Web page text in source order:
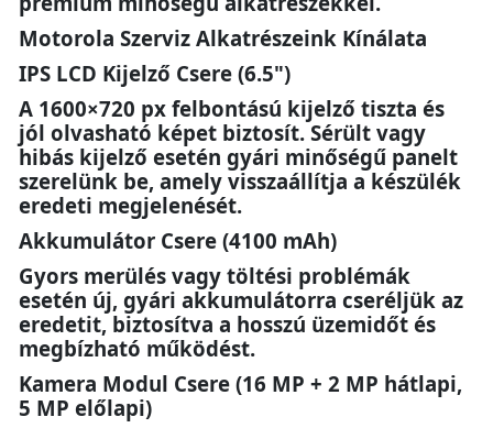
Motorola Szerviz Alkatrészeink Kínálata
IPS LCD Kijelző Csere (6.5")
A 1600×720 px felbontású kijelző tiszta és
jól olvasható képet biztosít. Sérült vagy
hibás kijelző esetén gyári minőségű panelt
szerelünk be, amely visszaállítja a készülék
eredeti megjelenését.
Akkumulátor Csere (4100 mAh)
Gyors merülés vagy töltési problémák
esetén új, gyári akkumulátorra cseréljük az
eredetit, biztosítva a hosszú üzemidőt és
megbízható működést.
Kamera Modul Csere (16 MP + 2 MP hátlapi,
5 MP előlapi)